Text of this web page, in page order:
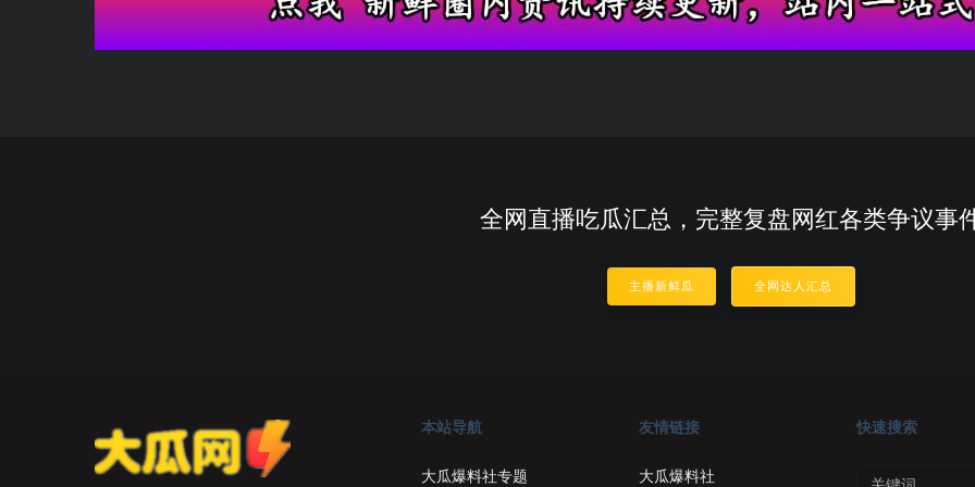
全网直播吃瓜汇总，完整复盘网红各类争议事
主播新鲜瓜 全网达人汇总
本站导航
大瓜爆料社专题
友情链接
大瓜爆料社
快速搜索